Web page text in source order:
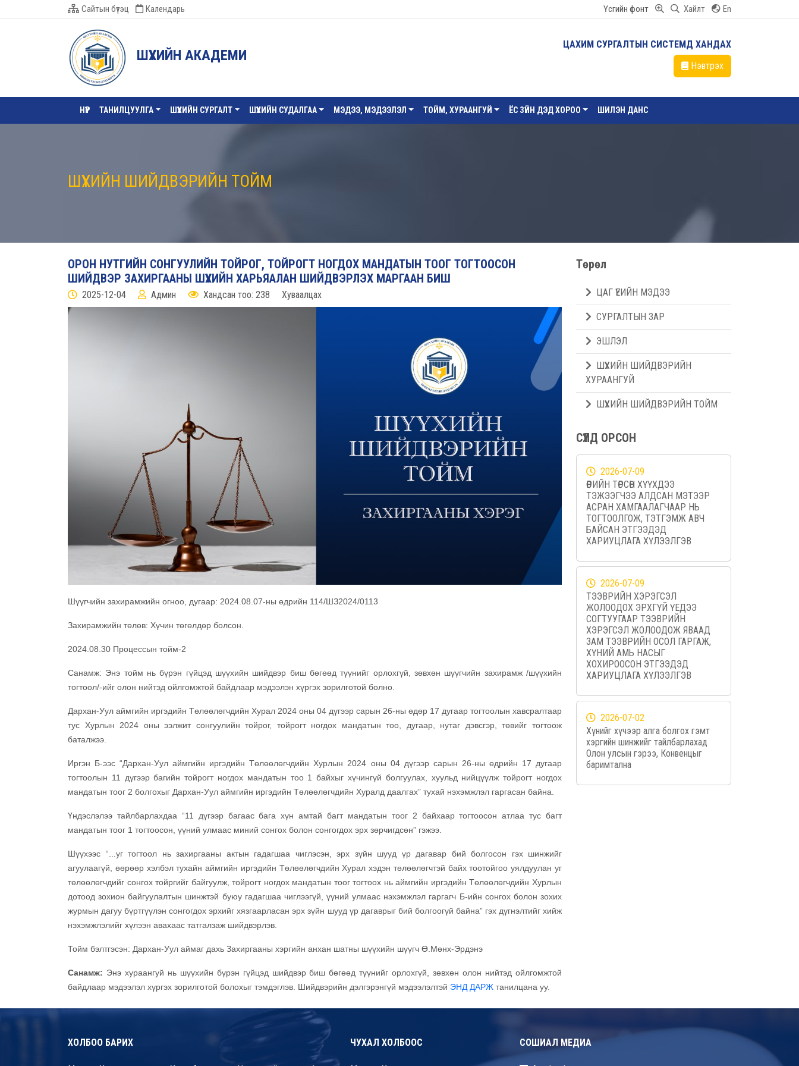
Сайтын бүтэц Календарь Үсгийн фонт Хайлт En
ШҮҮХИЙН АКАДЕМИ
ЦАХИМ СУРГАЛТЫН СИСТЕМД ХАНДАХ
Нэвтрэх
НҮҮР ТАНИЛЦУУЛГА ШҮҮХИЙН СУРГАЛТ ШҮҮХИЙН СУДАЛГАА МЭДЭЭ, МЭДЭЭЛЭЛ ТОЙМ, ХУРААНГУЙ ЁС ЗҮЙН ДЭД ХОРОО ШИЛЭН ДАНС
ШҮҮХИЙН ШИЙДВЭРИЙН ТОЙМ
ОРОН НУТГИЙН СОНГУУЛИЙН ТОЙРОГ, ТОЙРОГТ НОГДОХ МАНДАТЫН ТООГ ТОГТООСОН
ШИЙДВЭР ЗАХИРГААНЫ ШҮҮХИЙН ХАРЬЯАЛАН ШИЙДВЭРЛЭХ МАРГААН БИШ
2025-12-04 Админ Хандсан тоо: 238 Хуваалцах
Шүүгчийн захирамжийн огноо, дугаар: 2024.08.07-ны өдрийн 114/ШЗ2024/0113
Захирамжийн төлөв: Хүчин төгөлдөр болсон.
2024.08.30 Процессын тойм-2
Санамж: Энэ тойм нь бүрэн гүйцэд шүүхийн шийдвэр биш бөгөөд түүнийг орлохгүй, зөвхөн шүүгчийн захирамж /шүүхийн
тогтоол/-ийг олон нийтэд ойлгомжтой байдлаар мэдээлэн хүргэх зорилготой болно.
Дархан-Уул аймгийн иргэдийн Төлөөлөгчдийн Хурал 2024 оны 04 дүгээр сарын 26-ны өдөр 17 дугаар тогтоолын хавсралтаар
тус Хурлын 2024 оны ээлжит сонгуулийн тойрог, тойрогт ногдох мандатын тоо, дугаар, нутаг дэвсгэр, төвийг тогтоож
баталжээ.
Иргэн Б-ээс “Дархан-Уул аймгийн иргэдийн Төлөөлөгчдийн Хурлын 2024 оны 04 дүгээр сарын 26-ны өдрийн 17 дугаар
тогтоолын 11 дүгээр багийн тойрогт ногдох мандатын тоо 1 байхыг хүчингүй болгуулах, хуульд нийцүүлж тойрогт ногдох
мандатын тоог 2 болгохыг Дархан-Уул аймгийн иргэдийн Төлөөлөгчдийн Хуралд даалгах” тухай нэхэмжлэл гаргасан байна.
Үндэслэлээ тайлбарлахдаа “11 дүгээр багаас бага хүн амтай багт мандатын тоог 2 байхаар тогтоосон атлаа тус багт
мандатын тоог 1 тогтоосон, үүний улмаас миний сонгох болон сонгогдох эрх зөрчигдсөн” гэжээ.
Шүүхээс “...уг тогтоол нь захиргааны актын гадагшаа чиглэсэн, эрх зүйн шууд үр дагавар бий болгосон гэх шинжийг
агуулаагүй, өөрөөр хэлбэл тухайн аймгийн иргэдийн Төлөөлөгчдийн Хурал хэдэн төлөөлөгчтэй байх тоотойгоо уялдуулан уг
төлөөлөгчдийг сонгох тойргийг байгуулж, тойрогт ногдох мандатын тоог тогтоох нь аймгийн иргэдийн Төлөөлөгчдийн Хурлын
дотоод зохион байгуулалтын шинжтэй буюу гадагшаа чиглээгүй, үүний улмаас нэхэмжлэл гаргагч Б-ийн сонгох болон зохих
журмын дагуу бүртгүүлэн сонгогдох эрхийг хязгаарласан эрх зүйн шууд үр дагаврыг бий болгоогүй байна” гэх дүгнэлтийг хийж
нэхэмжлэлийг хүлээн авахаас татгалзаж шийдвэрлэв.
Тойм бэлтгэсэн: Дархан-Уул аймаг дахь Захиргааны хэргийн анхан шатны шүүхийн шүүгч Ө.Мөнх-Эрдэнэ
Санамж: Энэ хураангуй нь шүүхийн бүрэн гүйцэд шийдвэр биш бөгөөд түүнийг орлохгүй, зөвхөн олон нийтэд ойлгомжтой
байдлаар мэдээлэл хүргэх зорилготой болохыг тэмдэглэв. Шийдвэрийн дэлгэрэнгүй мэдээлэлтэй ЭНД ДАРЖ танилцана уу.
Төрөл
ЦАГ ҮЕИЙН МЭДЭЭ
СУРГАЛТЫН ЗАР
ЭШЛЭЛ
ШҮҮХИЙН ШИЙДВЭРИЙН
ХУРААНГУЙ
ШҮҮХИЙН ШИЙДВЭРИЙН ТОЙМ
СҮҮЛД ОРСОН
2026-07-09
ӨӨРИЙН ТӨРСӨН ХҮҮХДЭЭ
ТЭЖЭЭГЧЭЭ АЛДСАН МЭТЭЭР
АСРАН ХАМГААЛАГЧААР НЬ
ТОГТООЛГОЖ, ТЭТГЭМЖ АВЧ
БАЙСАН ЭТГЭЭДЭД
ХАРИУЦЛАГА ХҮЛЭЭЛГЭВ
2026-07-09
ТЭЭВРИЙН ХЭРЭГСЭЛ
ЖОЛООДОХ ЭРХГҮЙ ҮЕДЭЭ
СОГТУУГААР ТЭЭВРИЙН
ХЭРЭГСЭЛ ЖОЛООДОЖ ЯВААД
ЗАМ ТЭЭВРИЙН ОСОЛ ГАРГАЖ,
ХҮНИЙ АМЬ НАСЫГ
ХОХИРООСОН ЭТГЭЭДЭД
ХАРИУЦЛАГА ХҮЛЭЭЛГЭВ
2026-07-02
Хүнийг хүчээр алга болгох гэмт
хэргийн шинжийг тайлбарлахад
Олон улсын гэрээ, Конвенцыг
баримтална
ХОЛБОО БАРИХ ЧУХАЛ ХОЛБООС СОШИАЛ МЕДИА